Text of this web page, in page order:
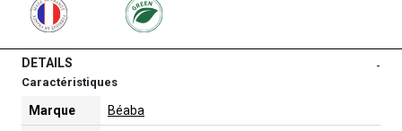
DETAILS -
Caractéristiques
Marque Béaba